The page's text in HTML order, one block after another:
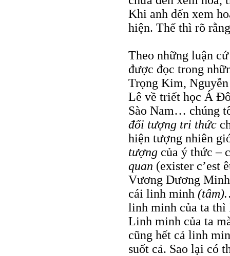
Khi anh đến xem
hiện. Thế thì rõ
Theo những luận
được đọc trong
Trọng Kim,
Lê về triết học Á
Sào Nam… chúng
đối tượng tri thức
hiện tượng nhiên
tượng của ý thức –
quan (exister c’est
Vương Dương
cái linh minh
linh minh của ta thì
Linh minh của ta
cũng hết cả linh
suốt cả. Sao lại có